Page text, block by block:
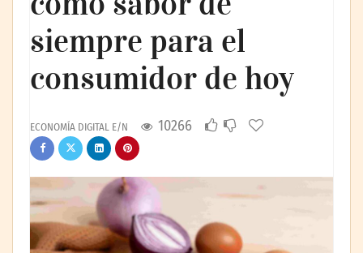
siempre para el
consumidor de hoy
ECONOMÍA DIGITAL E/N 10266